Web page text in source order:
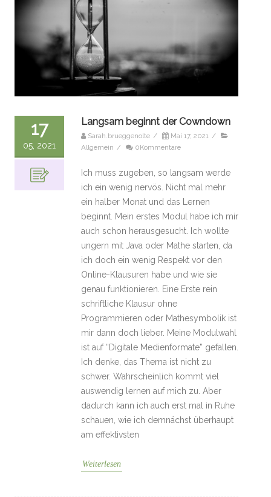
17
05, 2021
Langsam beginnt der Cowndown
Sarah.brueggenolte / Mai 17, 2021 /
Allgemein / 0Kommentare
Ich muss zugeben, so langsam werde
ich ein wenig nervös. Nicht mal mehr
ein halber Monat und das Lernen
beginnt. Mein erstes Modul habe ich mir
auch schon herausgesucht. Ich wollte
ungern mit Java oder Mathe starten, da
ich doch ein wenig Respekt vor den
Online-Klausuren habe und wie sie
genau funktionieren. Eine Erste rein
schriftliche Klausur ohne
Programmieren oder Mathesymbolik ist
mir dann doch lieber. Meine Modulwahl
ist auf “Digitale Medienformate” gefallen.
Ich denke, das Thema ist nicht zu
schwer. Wahrscheinlich kommt viel
auswendig lernen auf mich zu. Aber
dadurch kann ich auch erst mal in Ruhe
schauen, wie ich demnächst überhaupt
am effektivsten
Weiterlesen